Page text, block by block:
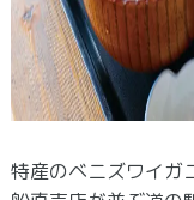
特産のベニズワイガ